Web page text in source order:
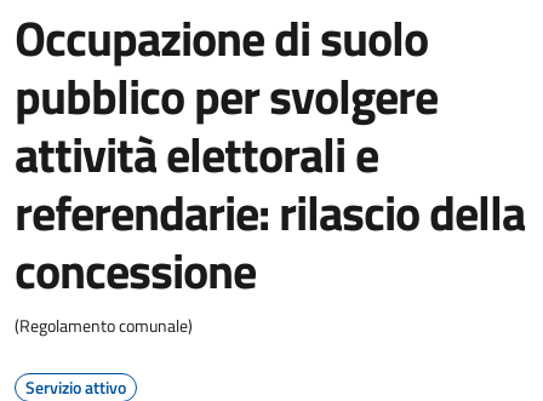
Occupazione di suolo
pubblico per svolgere
attività elettorali e
referendarie: rilascio della
concessione
(Regolamento comunale)
Servizio attivo